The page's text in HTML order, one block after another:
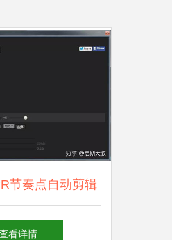
节奏点自动剪辑
能赋能视频剪
看详情